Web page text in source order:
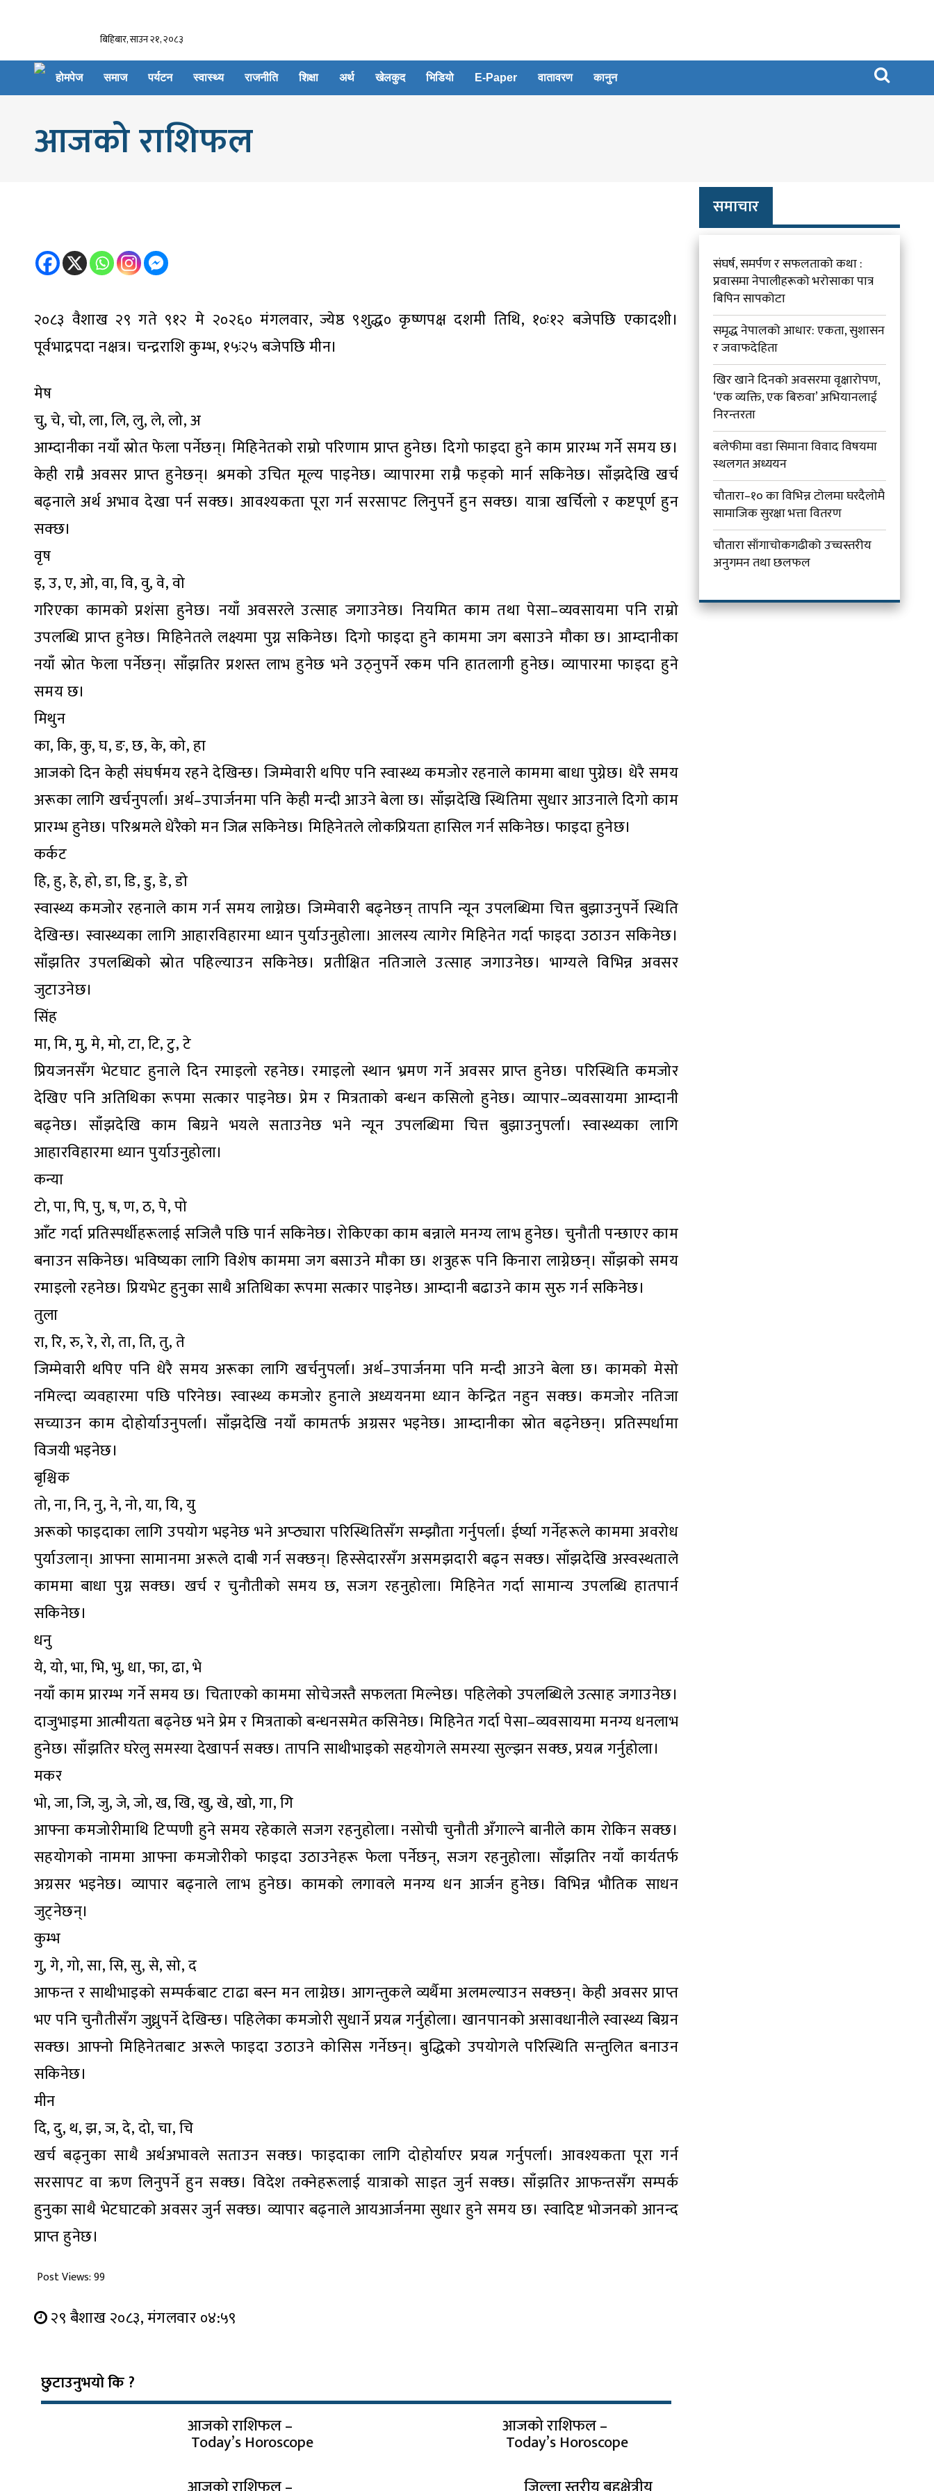
बिहिबार, साउन २१, २०८३
होमपेज समाज पर्यटन स्वास्थ्य राजनीति शिक्षा अर्थ खेलकुद भिडियो E-Paper वातावरण कानुन 
आजको राशिफल
२०८३ वैशाख २९ गते ९१२ मे २०२६० मंगलवार, ज्येष्ठ ९शुद्ध० कृष्णपक्ष दशमी तिथि, १०ः१२ बजेपछि एकादशी।
पूर्वभाद्रपदा नक्षत्र। चन्द्रराशि कुम्भ, १५ः२५ बजेपछि मीन।
मेष
चु, चे, चो, ला, लि, लु, ले, लो, अ
आम्दानीका नयाँ स्रोत फेला पर्नेछन्। मिहिनेतको राम्रो परिणाम प्राप्त हुनेछ। दिगो फाइदा हुने काम प्रारम्भ गर्ने समय छ।
केही राम्रै अवसर प्राप्त हुनेछन्। श्रमको उचित मूल्य पाइनेछ। व्यापारमा राम्रै फड्को मार्न सकिनेछ। साँझदेखि खर्च
बढ्नाले अर्थ अभाव देखा पर्न सक्छ। आवश्यकता पूरा गर्न सरसापट लिनुपर्ने हुन सक्छ। यात्रा खर्चिलो र कष्टपूर्ण हुन
सक्छ।
वृष
इ, उ, ए, ओ, वा, वि, वु, वे, वो
गरिएका कामको प्रशंसा हुनेछ। नयाँ अवसरले उत्साह जगाउनेछ। नियमित काम तथा पेसा–व्यवसायमा पनि राम्रो
उपलब्धि प्राप्त हुनेछ। मिहिनेतले लक्ष्यमा पुग्न सकिनेछ। दिगो फाइदा हुने काममा जग बसाउने मौका छ। आम्दानीका
नयाँ स्रोत फेला पर्नेछन्। साँझतिर प्रशस्त लाभ हुनेछ भने उठ्नुपर्ने रकम पनि हातलागी हुनेछ। व्यापारमा फाइदा हुने
समय छ।
मिथुन
का, कि, कु, घ, ङ, छ, के, को, हा
आजको दिन केही संघर्षमय रहने देखिन्छ। जिम्मेवारी थपिए पनि स्वास्थ्य कमजोर रहनाले काममा बाधा पुग्नेछ। धेरै समय
अरूका लागि खर्चनुपर्ला। अर्थ–उपार्जनमा पनि केही मन्दी आउने बेला छ। साँझदेखि स्थितिमा सुधार आउनाले दिगो काम
प्रारम्भ हुनेछ। परिश्रमले धेरैको मन जित्न सकिनेछ। मिहिनेतले लोकप्रियता हासिल गर्न सकिनेछ। फाइदा हुनेछ।
कर्कट
हि, हु, हे, हो, डा, डि, डु, डे, डो
स्वास्थ्य कमजोर रहनाले काम गर्न समय लाग्नेछ। जिम्मेवारी बढ्नेछन् तापनि न्यून उपलब्धिमा चित्त बुझाउनुपर्ने स्थिति
देखिन्छ। स्वास्थ्यका लागि आहारविहारमा ध्यान पुर्याउनुहोला। आलस्य त्यागेर मिहिनेत गर्दा फाइदा उठाउन सकिनेछ।
साँझतिर उपलब्धिको स्रोत पहिल्याउन सकिनेछ। प्रतीक्षित नतिजाले उत्साह जगाउनेछ। भाग्यले विभिन्न अवसर
जुटाउनेछ।
सिंह
मा, मि, मु, मे, मो, टा, टि, टु, टे
प्रियजनसँग भेटघाट हुनाले दिन रमाइलो रहनेछ। रमाइलो स्थान भ्रमण गर्ने अवसर प्राप्त हुनेछ। परिस्थिति कमजोर
देखिए पनि अतिथिका रूपमा सत्कार पाइनेछ। प्रेम र मित्रताको बन्धन कसिलो हुनेछ। व्यापार–व्यवसायमा आम्दानी
बढ्नेछ। साँझदेखि काम बिग्रने भयले सताउनेछ भने न्यून उपलब्धिमा चित्त बुझाउनुपर्ला। स्वास्थ्यका लागि
आहारविहारमा ध्यान पुर्याउनुहोला।
कन्या
टो, पा, पि, पु, ष, ण, ठ, पे, पो
आँट गर्दा प्रतिस्पर्धीहरूलाई सजिलै पछि पार्न सकिनेछ। रोकिएका काम बन्नाले मनग्य लाभ हुनेछ। चुनौती पन्छाएर काम
बनाउन सकिनेछ। भविष्यका लागि विशेष काममा जग बसाउने मौका छ। शत्रुहरू पनि किनारा लाग्नेछन्। साँझको समय
रमाइलो रहनेछ। प्रियभेट हुनुका साथै अतिथिका रूपमा सत्कार पाइनेछ। आम्दानी बढाउने काम सुरु गर्न सकिनेछ।
तुला
रा, रि, रु, रे, रो, ता, ति, तु, ते
जिम्मेवारी थपिए पनि धेरै समय अरूका लागि खर्चनुपर्ला। अर्थ–उपार्जनमा पनि मन्दी आउने बेला छ। कामको मेसो
नमिल्दा व्यवहारमा पछि परिनेछ। स्वास्थ्य कमजोर हुनाले अध्ययनमा ध्यान केन्द्रित नहुन सक्छ। कमजोर नतिजा
सच्याउन काम दोहोर्याउनुपर्ला। साँझदेखि नयाँ कामतर्फ अग्रसर भइनेछ। आम्दानीका स्रोत बढ्नेछन्। प्रतिस्पर्धामा
विजयी भइनेछ।
बृश्चिक
तो, ना, नि, नु, ने, नो, या, यि, यु
अरूको फाइदाका लागि उपयोग भइनेछ भने अप्ठ्यारा परिस्थितिसँग सम्झौता गर्नुपर्ला। ईर्ष्या गर्नेहरूले काममा अवरोध
पुर्याउलान्। आफ्ना सामानमा अरूले दाबी गर्न सक्छन्। हिस्सेदारसँग असमझदारी बढ्न सक्छ। साँझदेखि अस्वस्थताले
काममा बाधा पुग्न सक्छ। खर्च र चुनौतीको समय छ, सजग रहनुहोला। मिहिनेत गर्दा सामान्य उपलब्धि हातपार्न
सकिनेछ।
धनु
ये, यो, भा, भि, भु, धा, फा, ढा, भे
नयाँ काम प्रारम्भ गर्ने समय छ। चिताएको काममा सोचेजस्तै सफलता मिल्नेछ। पहिलेको उपलब्धिले उत्साह जगाउनेछ।
दाजुभाइमा आत्मीयता बढ्नेछ भने प्रेम र मित्रताको बन्धनसमेत कसिनेछ। मिहिनेत गर्दा पेसा–व्यवसायमा मनग्य धनलाभ
हुनेछ। साँझतिर घरेलु समस्या देखापर्न सक्छ। तापनि साथीभाइको सहयोगले समस्या सुल्झन सक्छ, प्रयत्न गर्नुहोला।
मकर
भो, जा, जि, जु, जे, जो, ख, खि, खु, खे, खो, गा, गि
आफ्ना कमजोरीमाथि टिप्पणी हुने समय रहेकाले सजग रहनुहोला। नसोची चुनौती अँगाल्ने बानीले काम रोकिन सक्छ।
सहयोगको नाममा आफ्ना कमजोरीको फाइदा उठाउनेहरू फेला पर्नेछन्, सजग रहनुहोला। साँझतिर नयाँ कार्यतर्फ
अग्रसर भइनेछ। व्यापार बढ्नाले लाभ हुनेछ। कामको लगावले मनग्य धन आर्जन हुनेछ। विभिन्न भौतिक साधन
जुट्नेछन्।
कुम्भ
गु, गे, गो, सा, सि, सु, से, सो, द
आफन्त र साथीभाइको सम्पर्कबाट टाढा बस्न मन लाग्नेछ। आगन्तुकले व्यर्थैमा अलमल्याउन सक्छन्। केही अवसर प्राप्त
भए पनि चुनौतीसँग जुध्नुपर्ने देखिन्छ। पहिलेका कमजोरी सुधार्ने प्रयत्न गर्नुहोला। खानपानको असावधानीले स्वास्थ्य बिग्रन
सक्छ। आफ्नो मिहिनेतबाट अरूले फाइदा उठाउने कोसिस गर्नेछन्। बुद्धिको उपयोगले परिस्थिति सन्तुलित बनाउन
सकिनेछ।
मीन
दि, दु, थ, झ, ञ, दे, दो, चा, चि
खर्च बढ्नुका साथै अर्थअभावले सताउन सक्छ। फाइदाका लागि दोहोर्याएर प्रयत्न गर्नुपर्ला। आवश्यकता पूरा गर्न
सरसापट वा ऋण लिनुपर्ने हुन सक्छ। विदेश तक्नेहरूलाई यात्राको साइत जुर्न सक्छ। साँझतिर आफन्तसँग सम्पर्क
हुनुका साथै भेटघाटको अवसर जुर्न सक्छ। व्यापार बढ्नाले आयआर्जनमा सुधार हुने समय छ। स्वादिष्ट भोजनको आनन्द
प्राप्त हुनेछ।
Post Views:99
२९ बैशाख २०८३, मंगलवार ०४:५९
छुटाउनुभयो कि ?
आजको राशिफल –
Today’s Horoscope
आजको राशिफल –
Today’s Horoscope
समाचार
संघर्ष, समर्पण र सफलताको कथा :
प्रवासमा नेपालीहरूको भरोसाका पात्र
बिपिन सापकोटा
समृद्ध नेपालको आधार: एकता, सुशासन
र जवाफदेहिता
खिर खाने दिनको अवसरमा वृक्षारोपण,
‘एक व्यक्ति, एक बिरुवा’ अभियानलाई
निरन्तरता
बलेफीमा वडा सिमाना विवाद विषयमा
स्थलगत अध्ययन
चौतारा–१० का विभिन्न टोलमा घरदैलोमै
सामाजिक सुरक्षा भत्ता वितरण
चौतारा साँगाचोकगढीको उच्चस्तरीय
अनुगमन तथा छलफल